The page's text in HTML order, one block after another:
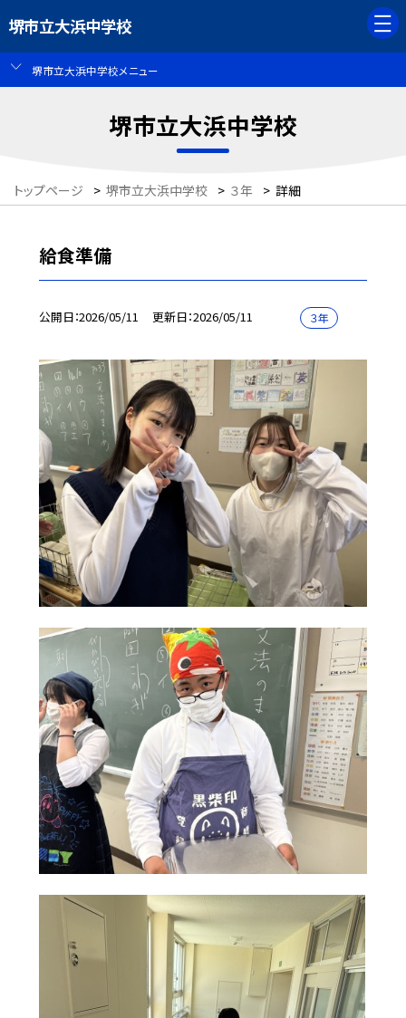
堺市立大浜中学校
堺市立大浜中学校メニュー
堺市立大浜中学校
トップページ > 堺市立大浜中学校 > ３年 > 詳細
給食準備
公開日 2026/05/11 更新日 2026/05/11 ３年